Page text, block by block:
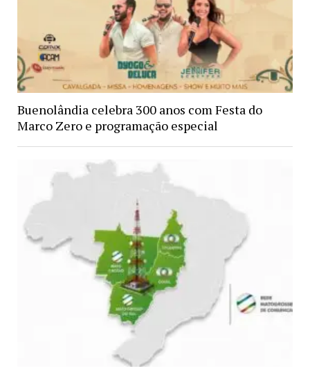
Buenolândia celebra 300 anos com Festa do
Marco Zero e programação especial